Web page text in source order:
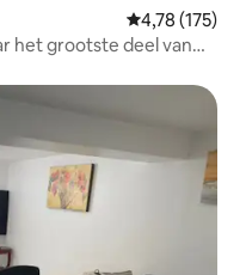
Gemiddelde
4,78 (175)
het grootste deel van